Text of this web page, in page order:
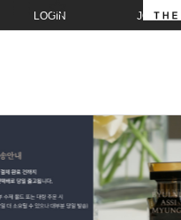
LOGIN JOIN